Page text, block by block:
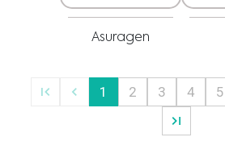
Asuragen
1 2 3 4 5